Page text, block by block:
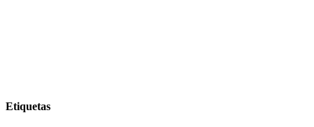
Etiquetas